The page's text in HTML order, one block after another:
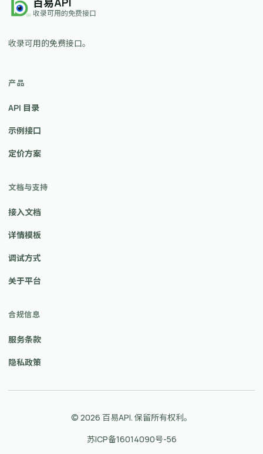
收录可用的免费接口
收录可用的免费接口。
产品
API 目录
示例接口
定价方案
文档与支持
接入文档
详情模板
调试方式
关于平台
合规信息
服务条款
隐私政策
© 2026 百易API. 保留所有权利。
苏ICP备16014090号-56